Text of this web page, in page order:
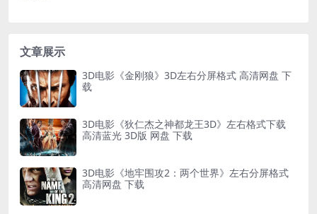
文章展示
3D电影《金刚狼》3D左右分屏格式 高清网盘 下
载
3D电影《狄仁杰之神都龙王3D》左右格式下载
高清蓝光 3D版 网盘 下载
3D电影《地牢围攻2：两个世界》左右分屏格式
高清网盘 下载